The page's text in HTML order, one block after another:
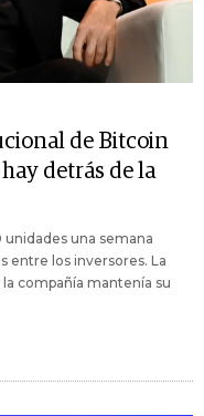
de Bitcoin
detrás de la
unidades una semana
entre los inversores. La
compañía mantenía su